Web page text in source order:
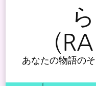
（
あなたの物語の